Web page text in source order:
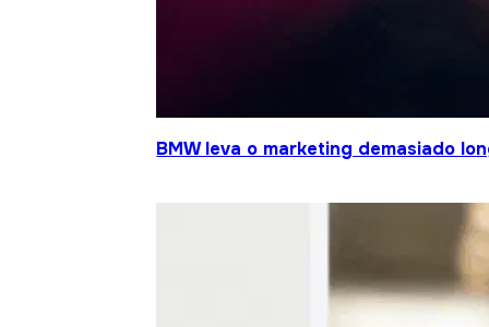
BMW leva o marketing demasiado